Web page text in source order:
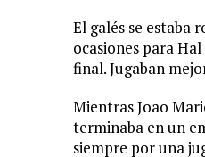
El galés se estaba
ocasiones para
final. Jugaban
Mientras Joao
terminaba en un
siempre por una